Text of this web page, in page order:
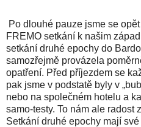
Po dlouhé pauze jsme se
FREMO setkání k našim
setkání druhé epochy do
samozřejmě provázela
opatření. Před příjezdem se
pak jsme v podstatě byly v
nebo na společném hotelu a
samo-testy. To nám ale radost
Setkání druhé epochy mají